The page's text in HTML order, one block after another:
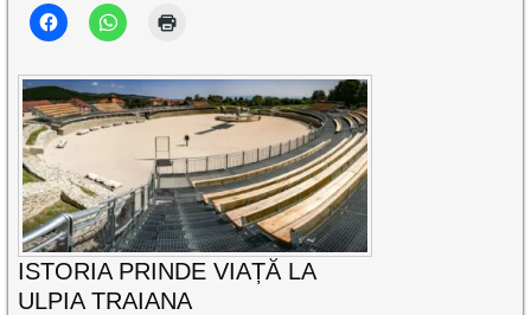
ISTORIA PRINDE VIAȚĂ LA
ULPIA TRAIANA